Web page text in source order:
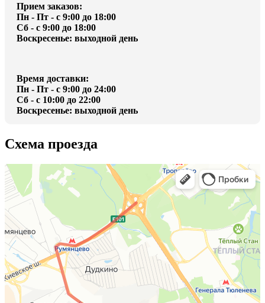
Прием заказов:
Пн - Пт - с 9:00 до 18:00
Сб - с 9:00 до 18:00
Воскресенье: выходной день
Время доставки:
Пн - Пт - с 9:00 до 24:00
Сб - с 10:00 до 22:00
Воскресенье: выходной день
Схема проезда